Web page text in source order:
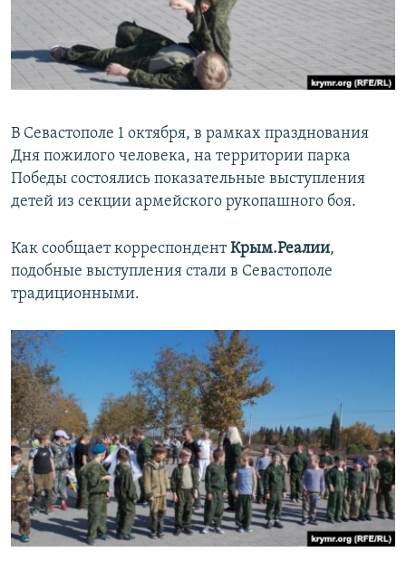
ПОБЕДИТЕЛЕЙ НЕ СУДЯТ?
КРЫМ.НЕПОКОРЕННЫЙ
ПРИСОЕДИНЯЙТЕСЬ!
Все сайты RFE/RL
В Севастополе 1 октября, в рамках празднования
Дня пожилого человека, на территории парка
Победы состоялись показательные выступления
детей из секции армейского рукопашного боя.
Как сообщает корреспондентКрым.Реалии,
подобные выступления стали в Севастополе
традиционными.